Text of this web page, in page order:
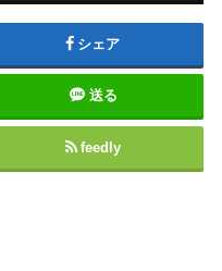
シェア
送る
feedly